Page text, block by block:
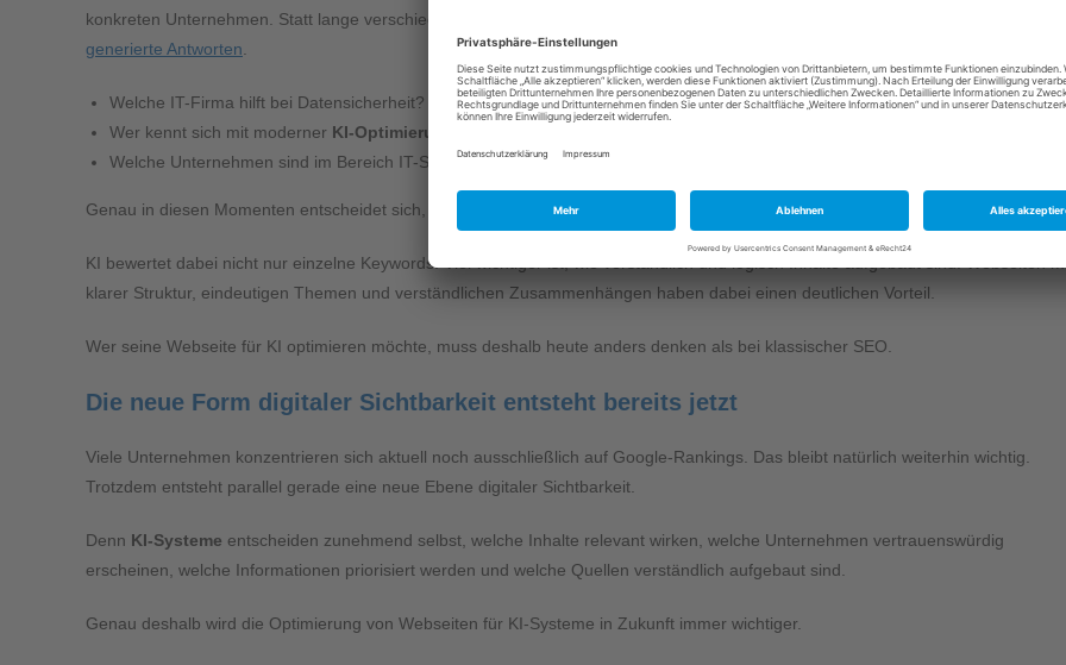
konkreten Unternehmen. Statt lange verschiedene Webseiten zu vergleichen, verlassen sich viele Menschen zunehmend auf
generierte Antworten
Welche IT-Firma hilft bei Datensicherheit?
Wer kennt sich mit moderner KI-Optimierung
Welche Unternehmen sind im Bereich IT-Sicherheit empfehlenswert?
Genau in diesen Momenten entscheidet sich, ob dein Unternehmen sichtbar wird oder nicht.
KI bewertet dabei nicht nur einzelne Keywords. Viel wichtiger ist, wie verständlich und logisch Inhalte aufgebaut sind. Webseiten
klarer Struktur, eindeutigen Themen und verständlichen Zusammenhängen haben dabei einen deutlichen Vorteil.
Wer seine Webseite für KI optimieren möchte, muss deshalb heute anders denken als bei klassischer SEO.
Die neue Form digitaler Sichtbarkeit entsteht bereits jetzt
Viele Unternehmen konzentrieren sich aktuell noch ausschließlich auf Google-Rankings. Das bleibt natürlich weiterhin wichtig.
Trotzdem entsteht parallel gerade eine neue Ebene digitaler Sichtbarkeit.
Denn KI-Systeme entscheiden zunehmend selbst, welche Inhalte relevant wirken, welche Unternehmen vertrauenswürdig
erscheinen, welche Informationen priorisiert werden und welche Quellen verständlich aufgebaut sind.
Genau deshalb wird die Optimierung von Webseiten für KI-Systeme in Zukunft immer wichtiger.